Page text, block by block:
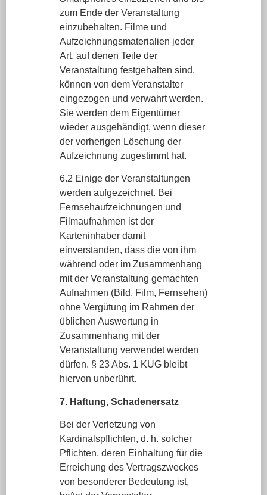
zum Ende der Veranstaltung
einzubehalten. Filme und
Aufzeichnungsmaterialien jeder
Art, auf denen Teile der
Veranstaltung festgehalten sind,
können von dem Veranstalter
eingezogen und verwahrt werden.
Sie werden dem Eigentümer
wieder ausgehändigt, wenn dieser
der vorherigen Löschung der
Aufzeichnung zugestimmt hat.
6.2 Einige der Veranstaltungen
werden aufgezeichnet. Bei
Fernsehaufzeichnungen und
Filmaufnahmen ist der
Karteninhaber damit
einverstanden, dass die von ihm
während oder im Zusammenhang
mit der Veranstaltung gemachten
Aufnahmen (Bild, Film, Fernsehen)
ohne Vergütung im Rahmen der
üblichen Auswertung in
Zusammenhang mit der
Veranstaltung verwendet werden
dürfen. § 23 Abs. 1 KUG bleibt
hiervon unberührt.
7. Haftung, Schadenersatz
Bei der Verletzung von
Kardinalspflichten, d. h. solcher
Pflichten, deren Einhaltung für die
Erreichung des Vertragszweckes
von besonderer Bedeutung ist,